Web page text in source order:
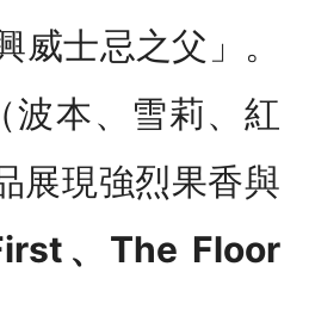
士忌之父」。
波本、雪莉、紅
展現強烈果香與
、The Floor